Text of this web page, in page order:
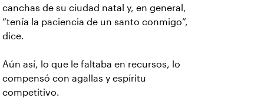
canchas de su ciudad natal y, en general,
“tenía la paciencia de un santo conmigo”,
dice.
Aún así, lo que le faltaba en recursos, lo
compensó con agallas y espíritu
competitivo.